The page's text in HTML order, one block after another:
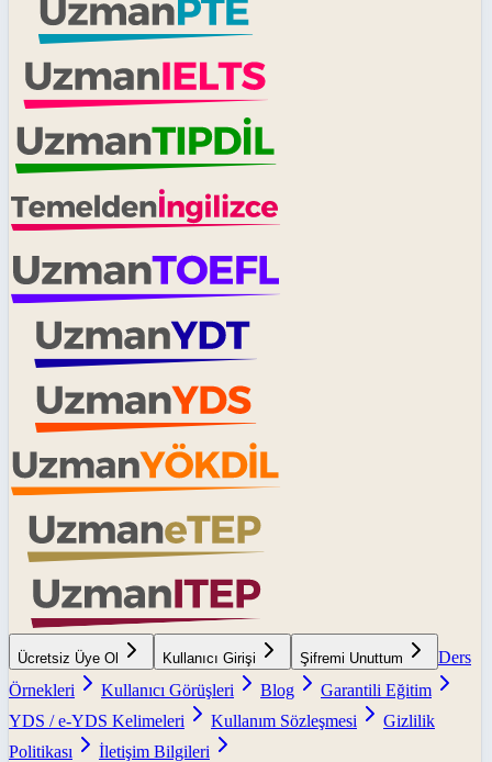
Ücretsiz Üye Ol Kullanıcı Girişi Şifremi Unuttum
Ders
Örnekleri
Kullanıcı Görüşleri Blog
Garantili Eğitim
YDS / e-YDS Kelimeleri
Kullanım Sözleşmesi
Gizlilik
Politikası
İletişim Bilgileri